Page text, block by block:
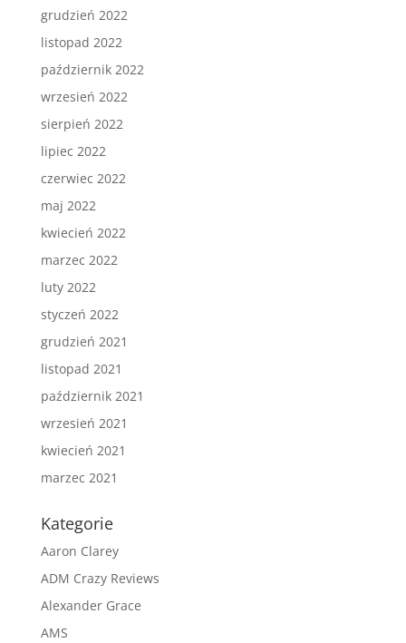
grudzień 2022
listopad 2022
październik 2022
wrzesień 2022
sierpień 2022
lipiec 2022
czerwiec 2022
maj 2022
kwiecień 2022
marzec 2022
luty 2022
styczeń 2022
grudzień 2021
listopad 2021
październik 2021
wrzesień 2021
kwiecień 2021
marzec 2021
Kategorie
Aaron Clarey
ADM Crazy Reviews
Alexander Grace
AMS